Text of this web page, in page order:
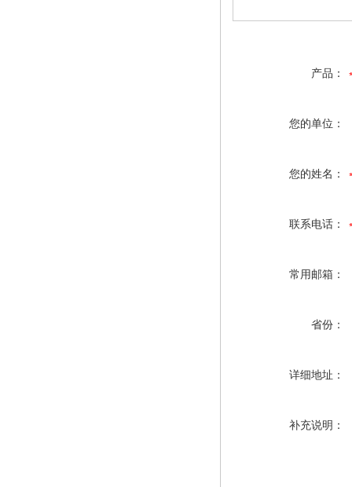
产品：
您的单位：
您的姓名：
联系电话：
常用邮箱：
省份：
详细地址：
补充说明：